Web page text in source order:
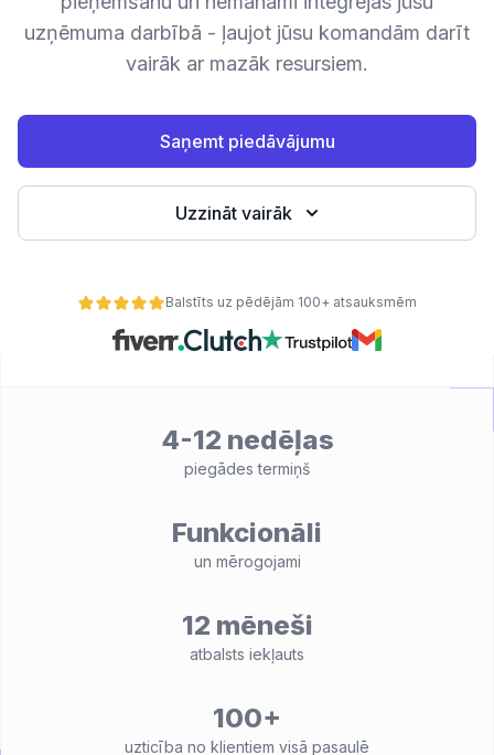
uzņēmuma darbībā - ļaujot jūsu komandām darīt
vairāk ar mazāk resursiem.
Saņemt piedāvājumu
Uzzināt vairāk
Balstīts uz pēdējām 100+ atsauksmēm
4-12 nedēļas
piegādes termiņš
Funkcionāli
un mērogojami
12 mēneši
atbalsts iekļauts
100+
uzticība no klientiem visā pasaulē